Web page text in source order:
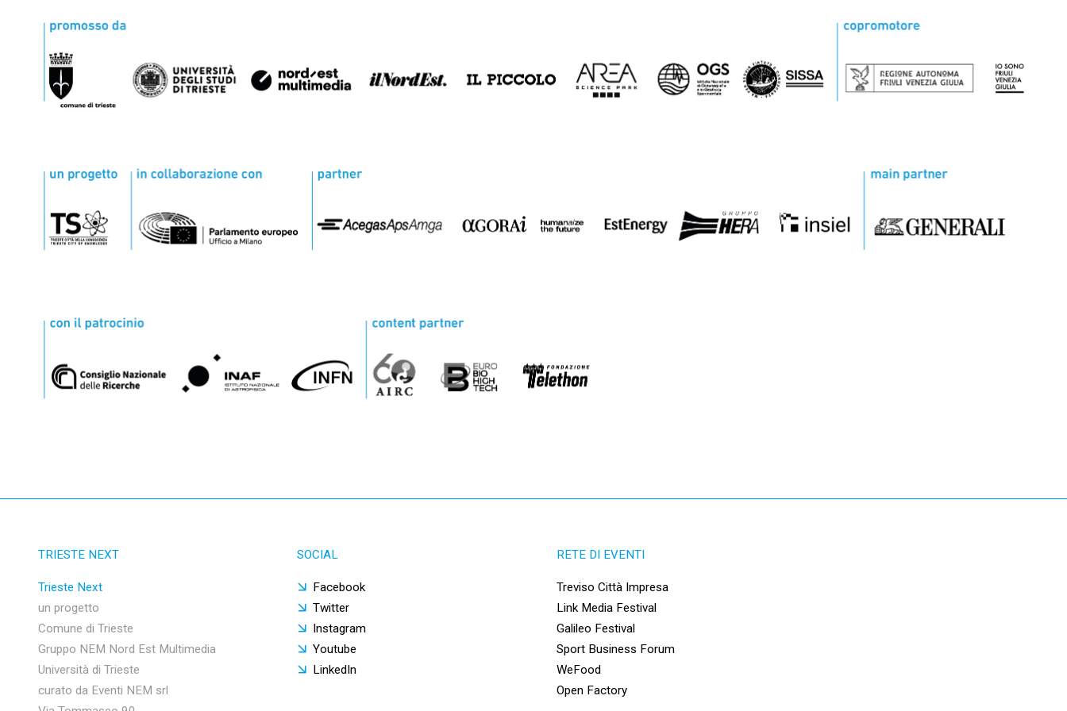
TRIESTE NEXT
Trieste Next
un progetto
Comune di Trieste
Gruppo NEM Nord Est Multimedia
Università di Trieste
curato da Eventi NEM srl
SOCIAL
Facebook
Twitter
Instagram
Youtube
LinkedIn
RETE DI EVENTI
Treviso Città Impresa
Link Media Festival
Galileo Festival
Sport Business Forum
WeFood
Open Factory